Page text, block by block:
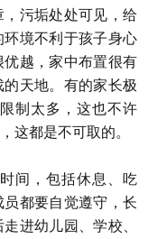
污垢处处可见，给
环境不利于孩子身心
越，家中布置很有
天地。有的家长极
制太多，这也不许
这都是不可取的。
间，包括休息、吃
都要自觉遵守，长
进幼儿园、学校、